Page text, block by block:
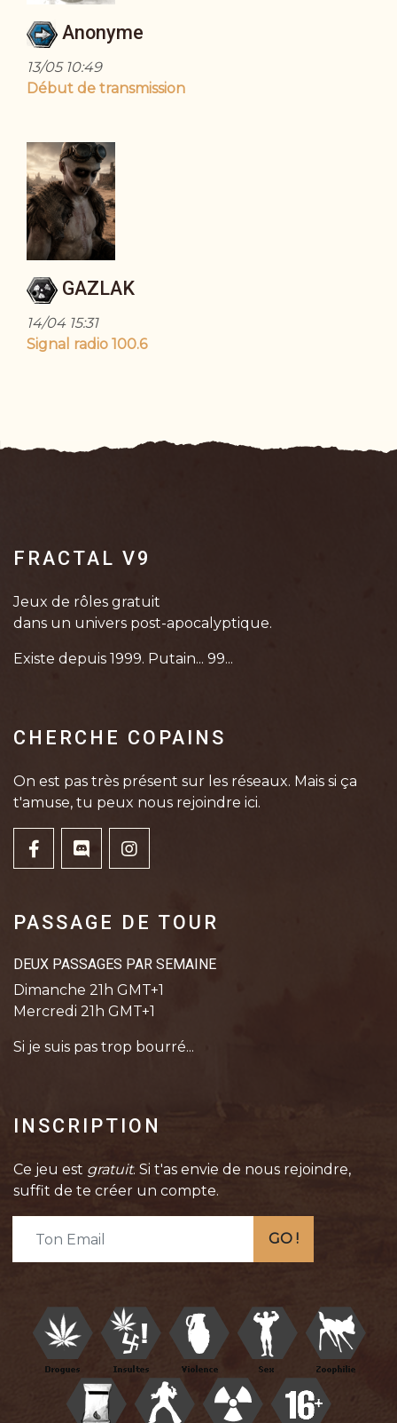
Anonyme
13/05 10:49
Début de transmission
GAZLAK
14/04 15:31
Signal radio 100.6
FRACTAL V9
Jeux de rôles gratuit
dans un univers post-apocalyptique.
Existe depuis 1999. Putain... 99...
CHERCHE COPAINS
On est pas très présent sur les réseaux. Mais si ça
t'amuse, tu peux nous rejoindre ici.
PASSAGE DE TOUR
DEUX PASSAGES PAR SEMAINE
Dimanche 21h GMT+1
Mercredi 21h GMT+1
Si je suis pas trop bourré...
INSCRIPTION
Ce jeu est gratuit. Si t'as envie de nous rejoindre,
suffit de te créer un compte.
GO !